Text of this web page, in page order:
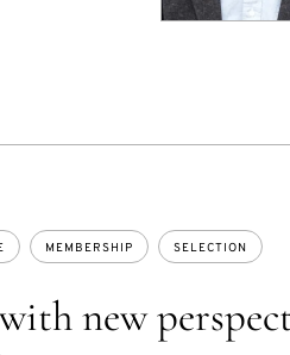
new
MEMBERSHIP SELECTION